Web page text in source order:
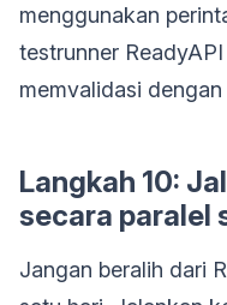
menggunakan
testrunner
memvalidasi dengan
Langkah 10:
secara paralel
Jangan beralih dari